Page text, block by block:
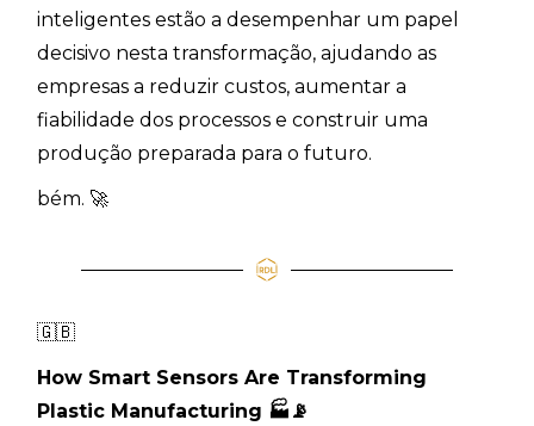
inteligentes estão a desempenhar um papel
decisivo nesta transformação, ajudando as
empresas a reduzir custos, aumentar a
fiabilidade dos processos e construir uma
produção preparada para o futuro.
bém. 🚀
🇬🇧
How Smart Sensors Are Transforming
Plastic Manufacturing 🏭📡